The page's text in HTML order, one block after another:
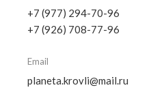
+7 (977) 294-70-96
+7 (926) 708-77-96
Email
planeta.krovli@mail.ru